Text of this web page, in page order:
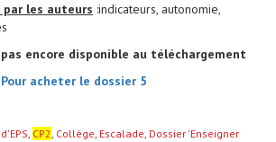
les auteurs :indicateurs, autonomie,
encore disponible au téléchargement
Pour acheter le dossier 5
, CP2, Collège, Escalade, Dossier 'Enseigner